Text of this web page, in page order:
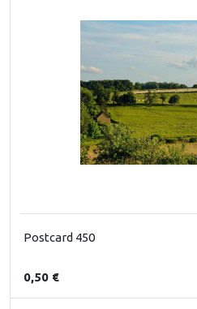
Postcard 450
0,50 €